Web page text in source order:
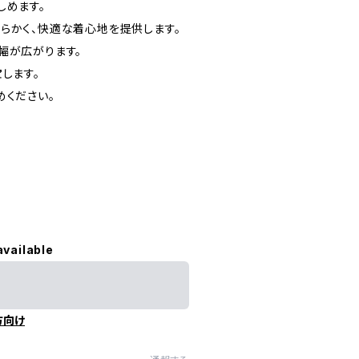
ます。
かく、快適な着心地を提供します。
が広がります。
ます。
ださい。
向け